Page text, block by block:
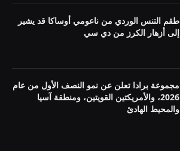
طقم التنس الوردي من ناعومي أوساكا قد يشير
إلى أزهار الكرز من دي سي
مجموعة برادا تعلن عن نمو النصف الأول من عام
2026، والأمريكتين القويتين، ومنطقة آسيا
والمحيط الهادئ